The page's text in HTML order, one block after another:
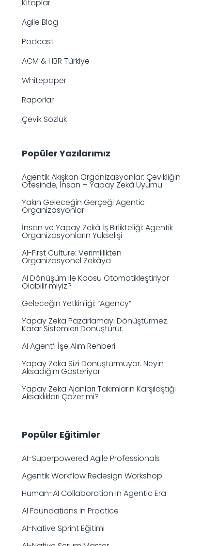
Kitaplar
Agile Blog
Podcast
ACM & HBR Türkiye
Whitepaper
Raporlar
Çevik Sözlük
Popüler Yazılarımız
Agentik Akışkan Organizasyonlar: Çevikliğin
Ötesinde, İnsan + Yapay Zekâ Uyumu
Yakın Geleceğin Gerçeği Agentic
Organizasyonlar
İnsan ve Yapay Zekâ İş Birlikteliği: Agentik
Organizasyonların Yükselişi
AI-First Culture: Verimlilikten
Organizasyonel Zekâya
AI Dönüşüm ile Kaosu Otomatikleştiriyor
Olabilir miyiz?
Geleceğin Yetkinliği: “Agency”
Yapay Zeka Pazarlamayı Dönüştürmez.
Karar Sistemleri Dönüştürür.
AI Agent’ı İşe Alım Rehberi
Yapay Zeka Sizi Dönüştürmüyor. Neyin
Aksadığını Gösteriyor.
Yapay Zeka Ajanları Takımların Karşılaştığı
Aksaklıkları Çözer mi?
Popüler Eğitimler
AI-Superpowered Agile Professionals
Agentik Workflow Redesign Workshop
Human-AI Collaboration in Agentic Era
AI Foundations in Practice
AI-Native Sprint Eğitimi